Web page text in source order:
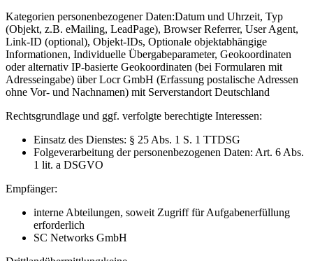
Kategorien personenbezogener Daten:Datum und Uhrzeit, Typ
(Objekt, z.B. eMailing, LeadPage), Browser Referrer, User Agent,
Link-ID (optional), Objekt-IDs, Optionale objektabhängige
Informationen, Individuelle Übergabeparameter, Geokoordinaten
oder alternativ IP-basierte Geokoordinaten (bei Formularen mit
Adresseingabe) über Locr GmbH (Erfassung postalische Adressen
ohne Vor- und Nachnamen) mit Serverstandort Deutschland
Rechtsgrundlage und ggf. verfolgte berechtigte Interessen:
Einsatz des Dienstes: § 25 Abs. 1 S. 1 TTDSG
Folgeverarbeitung der personenbezogenen Daten: Art. 6 Abs.
1 lit. a DSGVO
Empfänger:
interne Abteilungen, soweit Zugriff für Aufgabenerfüllung
erforderlich
SC Networks GmbH